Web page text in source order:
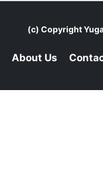
(c) Copyright
About Us